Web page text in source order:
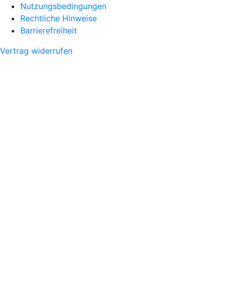
Nutzungsbedingungen
Rechtliche Hinweise
Barrierefreiheit
Vertrag widerrufen